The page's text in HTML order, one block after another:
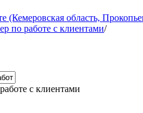
(Кемеровская область,
по работе с клиентами/
с клиентами